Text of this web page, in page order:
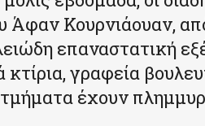
Άφαν Κουρνιάουαν,
επαναστατική
κτίρια, γραφεία
έχουν